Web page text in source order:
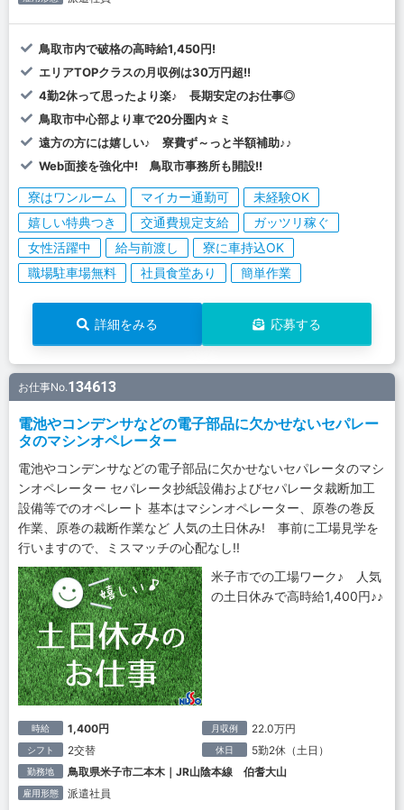
鳥取市内で破格の高時給1,450円!
エリアTOPクラスの月収例は30万円超!!
4勤2休って思ったより楽♪ 長期安定のお仕事◎
鳥取市中心部より車で20分圏内☆ミ
遠方の方には嬉しい♪ 寮費ず～っと半額補助♪♪
Web面接を強化中! 鳥取市事務所も開設!!
寮はワンルーム マイカー通勤可
未経験OK
嬉しい特典つき
交通費規定支給
ガッツリ稼ぐ
女性活躍中
給与前渡し
寮に車持込OK
職場駐車場無料
社員食堂あり 簡単作業
詳細をみる 応募する
お仕事No.134613
電池やコンデンサなどの電子部品に欠かせないセパレー
タのマシンオペレーター
電池やコンデンサなどの電子部品に欠かせないセパレータのマシ
ンオペレーター セパレータ抄紙設備およびセパレータ裁断加工
設備等でのオペレート 基本はマシンオペレーター、原巻の巻反
作業、原巻の裁断作業など 人気の土日休み! 事前に工場見学を
行いますので、ミスマッチの心配なし!!
米子市での工場ワーク♪ 人気
の土日休みで高時給1,400円♪♪
時給 1,400円 月収例 22.0万円
シフト 2交替 休日 5勤2休（土日）
勤務地 鳥取県米子市二本木｜JR山陰本線 伯耆大山
雇用形態 派遣社員